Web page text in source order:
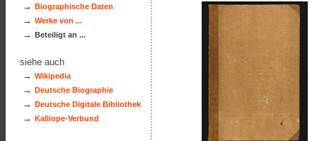
→ Biographische Daten
→ Werke von ...
→ Beteiligt an ...
siehe auch
→ Wikipedia
→ Deutsche Biographie
→ Deutsche Digitale Bibliothek
→ Kalliope-Verbund